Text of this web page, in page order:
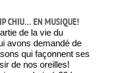
CHIU… EN MUSIQUE!
de la vie du
avons demandé de
qui façonnent ses
de nos oreilles!